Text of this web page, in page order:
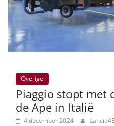
Overige
Piaggio stopt met
de Ape in Italië
4 december 2024